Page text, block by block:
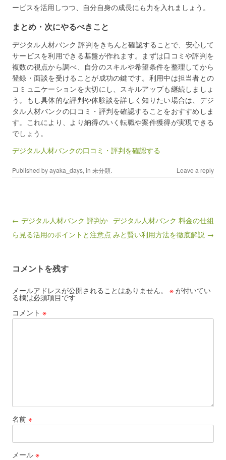
ービスを活用しつつ、自分自身の成長にも力を入れましょう。
まとめ・次にやるべきこと
デジタル人材バンク 評判をきちんと確認することで、安心して
サービスを利用できる基盤が作れます。まずは口コミや評判を
複数の視点から調べ、自分のスキルや希望条件を整理してから
登録・面談を受けることが成功の鍵です。利用中は担当者との
コミュニケーションを大切にし、スキルアップも継続しましょ
う。もし具体的な評判や体験談を詳しく知りたい場合は、デジ
タル人材バンクの口コミ・評判を確認することをおすすめしま
す。これにより、より納得のいく転職や案件獲得が実現できる
でしょう。
デジタル人材バンクの口コミ・評判を確認する
Published byayaka_days, in 未分類. Leave a reply
Post navigation
← デジタル人材バンク 評判か
ら見る活用のポイントと注意点
デジタル人材バンク 料金の仕組
みと賢い利用方法を徹底解説 →
コメントを残す
メールアドレスが公開されることはありません。 ※ が付いてい
る欄は必須項目です
コメント ※
名前 ※
メール ※